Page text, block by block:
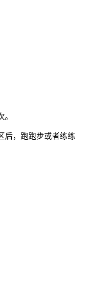
后，跑跑步或者练练